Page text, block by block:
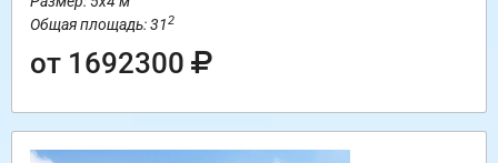
Общая площадь: 312
от 1692300